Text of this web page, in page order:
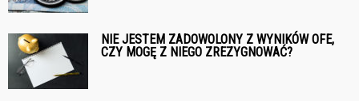
NIE JESTEM ZADOWOLONY Z WYNIKÓW OFE,
CZY MOGĘ Z NIEGO ZREZYGNOWAĆ?